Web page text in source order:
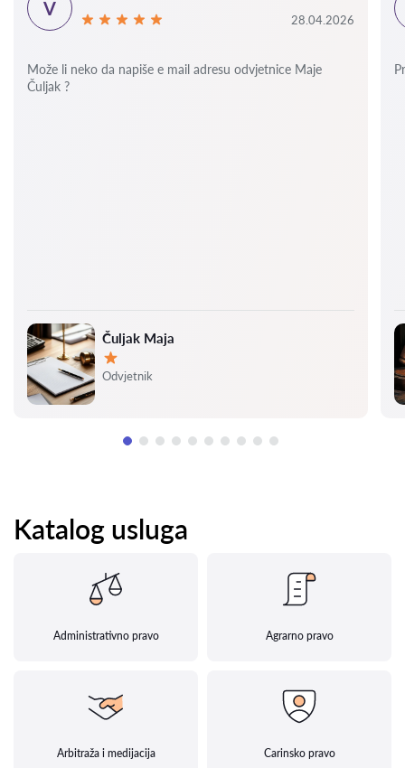
Čuljak Maja
Ocjena:
Odvjetnik
V
28.04.2026
Može li neko da napiše e mail adresu odvjetnice Maje
Čuljak ?
Katalog usluga
Administrativno pravo Agrarno pravo
Arbitraža i medijacija Carinsko pravo